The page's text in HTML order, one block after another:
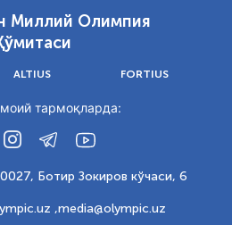
Миллий Олимпия
ALTIUS FORTIUS
тармоқларда:
Ботир Зокиров кўчаси, 6
,media@olympic.uz